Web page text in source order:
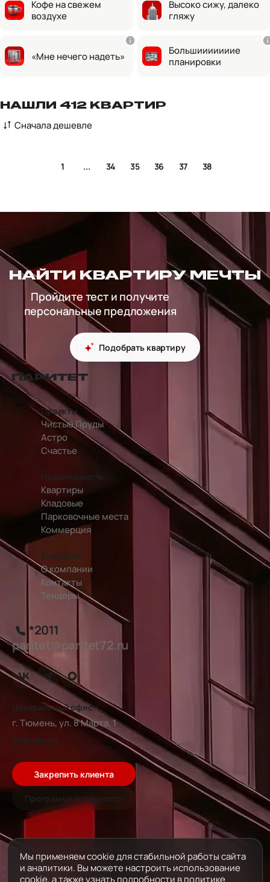
Кофе на свежем
воздухе
Высоко сижу, далеко
гляжу
«Мне нечего надеть»
Большииииииие
планировки
НАШЛИ 412 КВАРТИР
Сначала дешевле
1 ... 34 35 36 37 38
НАЙТИ КВАРТИРУ МЕЧТЫ
Пройдите тест и получите
персональные предложения
Подобрать квартиру
перейти на главную страницу
Проекты
Чистые Пруды
Астро
Счастье
Недвижимость
Квартиры
Кладовые
Парковочные места
Коммерция
Компания
О компании
Контакты
Тендеры
*2011
paritet@paritet72.ru
Центральный офис
г. Тюмень, ул. 8 Марта, 1
Все офисы
Закрепить клиента
Программа лояльности
ПОЛИТИКА ОБРАБОТКИ ДАННЫХ
СОГЛАСИЕ НА ОБРАБОТКУ ПЕРСОНАЛЬНЫХ ДАННЫХ
ОФЕРТА ПРОГРАММЫ ЛОЯЛЬНОСТИ «ВИН-ВИН БОНУС»
Мы применяем cookie для стабильной работы сайта
и аналитики. Вы можете настроить использование
cookie, а также узнать подробности вполитике